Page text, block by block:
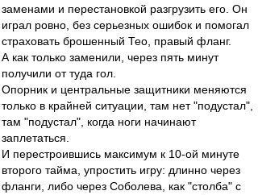
заменами и перестановкой разгрузить его. Он
играл ровно, без серьезных ошибок и помогал
страховать брошенный Тео, правый фланг.
А как только заменили, через пять минут
получили от туда гол.
Опорник и центральные защитники меняются
только в крайней ситуации, там нет "подустал",
там "подустал", когда ноги начинают
заплетаться.
И перестроившись максимум к 10-ой минуте
второго тайма, упростить игру: длинно через
фланги, либо через Соболева, как "столба" с